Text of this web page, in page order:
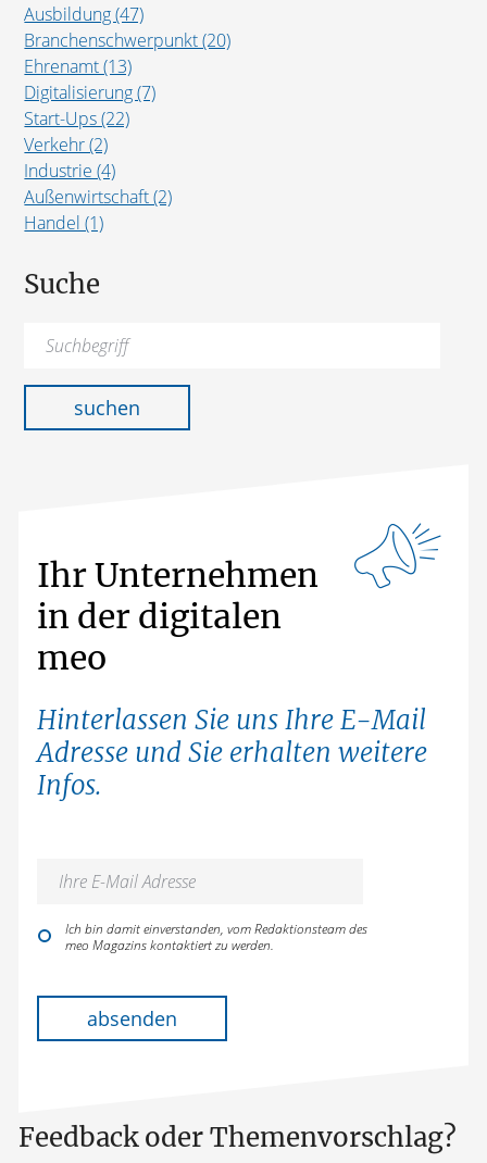
Ausbildung (47)
Branchenschwerpunkt (20)
Ehrenamt (13)
Digitalisierung (7)
Start-Ups (22)
Verkehr (2)
Industrie (4)
Außenwirtschaft (2)
Handel (1)
Suche
Suchen
suchen
Ihr Unternehmen
in der digitalen
meo
Hinterlassen Sie uns Ihre E-Mail
Adresse und Sie erhalten weitere
Infos.
Ich bin damit einverstanden, vom Redaktionsteam des
meo Magazins kontaktiert zu werden.
absenden
Feedback oder Themenvorschlag?